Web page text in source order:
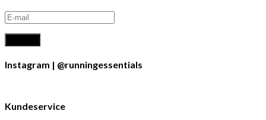
Instagram | @runningessentials
Kundeservice